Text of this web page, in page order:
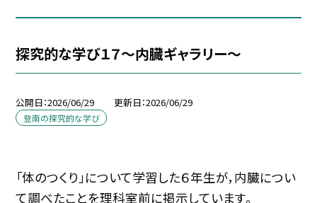
探究的な学び１７～内臓ギャラリー～
公開日 2026/06/29 更新日 2026/06/29
登南の探究的な学び
「体のつくり」について学習した６年生が，内臓につい
て調べたことを理科室前に掲示しています。